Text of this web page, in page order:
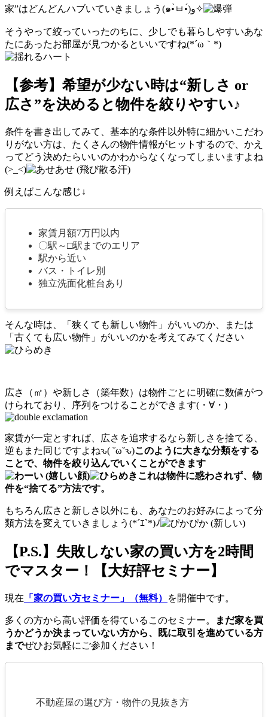
家”はどんどんハブいていきましょう(๑•̀ㅂ•́)و✧
そうやって絞っていったのちに、少しでも暮らしやすいあな
たにあったお部屋が見つかるといいですね(*´ω｀*)
【参考】希望が少ない時は“新しさ or
広さ”を決めると物件を絞りやすい♪
条件を書き出してみて、基本的な条件以外特に細かいこだわ
りがない方は、たくさんの物件情報がヒットするので、かえ
ってどう決めたらいいのかわからなくなってしまいますよね
(>_<)
例えばこんな感じ↓
家賃月額7万円以内
〇駅～□駅までのエリア
駅から近い
バス・トイレ別
独立洗面化粧台あり
そんな時は、「狭くても新しい物件」がいいのか、または
「古くても広い物件」がいいのかを考えてみてください
広さ（㎡）や新しさ（築年数）は物件ごとに明確に数値がつ
けられており、序列をつけることができます(・∀・)
家賃が一定とすれば、広さを追求するなら新しさを捨てる、
逆もまた同じですよねԅ( ˘ω˘ԅ)このように大きな分類をする
ことで、物件を絞り込んでいくことができます
これは物件に惑わされず、物
件を“捨てる”方法です。
もちろん広さと新しさ以外にも、あなたのお好みによって分
類方法を変えていきましょう(*´ｴ`*)ﾉ
【P.S.】失敗しない家の買い方を2時間
でマスター！【大好評セミナー】
現在 「家の買い方セミナー」（無料） を開催中です。
多くの方から高い評価を得ているこのセミナー。
まだ家を買
うかどうか決まっていない方から、既に取引を進めている方
までぜひお気軽にご参加ください！
不動産屋の選び方・物件の見抜き方